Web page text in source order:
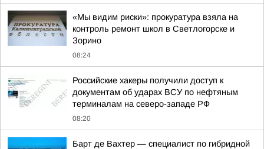
«Мы видим риски»: прокуратура взяла на
контроль ремонт школ в Светлогорске и
Зорино
08:24
Российские хакеры получили доступ к
документам об ударах ВСУ по нефтяным
терминалам на северо-западе РФ
08:20
Барт де Вахтер — специалист по гибридной